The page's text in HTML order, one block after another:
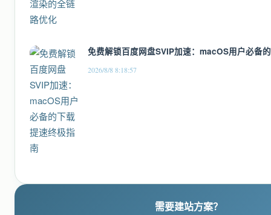
免费解锁百度网盘SVIP加速：macOS用户必备
2026/8/8 8:18:57
需要建站方案？